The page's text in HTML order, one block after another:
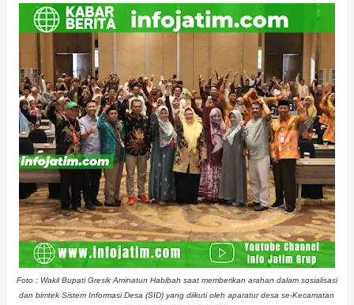
Foto : Wakil Bupati Gresik Aminatun Habibah saat memberikan arahan dalam sosialisasi
dan bimtek Sistem Informasi Desa (SID) yang diikuti oleh aparatur desa se-Kecamatan